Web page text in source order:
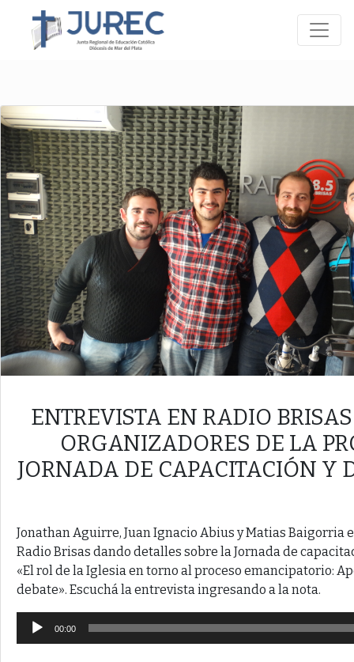
ENTREVISTA EN RADIO
ORGANIZADORES DE LA
JORNADA DE CAPACITACIÓN Y
Jonathan Aguirre, Juan Ignacio Abius y Matias Baigorria
Radio Brisas dando detalles sobre la Jornada de
«El rol de la Iglesia en torno al proceso emancipatorio:
debate». Escuchá la entrevista ingresando a la nota.
Reproductor
00:00